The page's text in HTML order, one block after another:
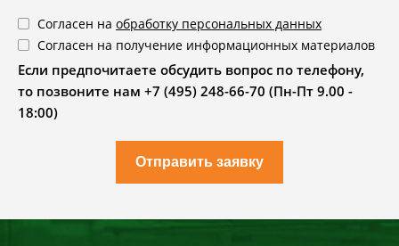
Согласен на обработку персональных данных
Согласен на получение информационных материалов
Если предпочитаете обсудить вопрос по телефону,
то позвоните нам +7 (495) 248-66-70 (Пн-Пт 9.00 -
18:00)
Отправить заявку